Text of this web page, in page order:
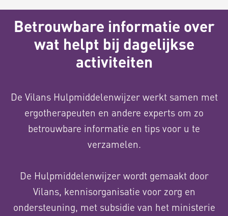
Betrouwbare informatie over
wat helpt bij dagelijkse
activiteiten
De Vilans Hulpmiddelenwijzer werkt samen met
ergotherapeuten en andere experts om zo
betrouwbare informatie en tips voor u te
verzamelen.
De Hulpmiddelenwijzer wordt gemaakt door
Vilans, kennisorganisatie voor zorg en
ondersteuning, met subsidie van het ministerie